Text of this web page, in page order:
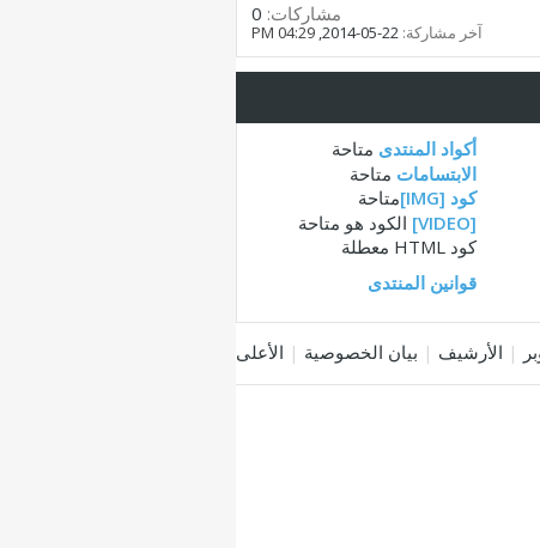
مشاركات:
آخر مشاركة: 04:29 PM
أكواد المنتدى متاحة
الابتسامات متاحة
كود [IMG]
متاحة
[VIDEO]
الكود هو متاحة
كود HTML
معطلة
قوانين المنتدى
| الأرشيف | بيان الخصوصية | الأعلى